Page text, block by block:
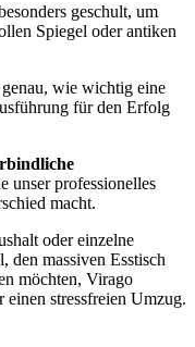
geschult, um
Spiegel oder antiken
wie wichtig eine
für den Erfolg
unser professionelles
macht.
oder einzelne
den massiven Esstisch
möchten, Virago
einen stressfreien Umzug.